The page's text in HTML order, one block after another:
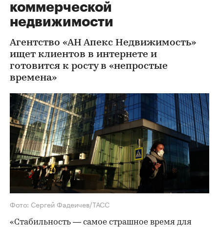
коммерческой
недвижимости
Агентство «АН Апекс Недвижимость»
ищет клиентов в интернете и
готовится к росту в «непростые
времена»
Фото: Сергей Фадеичев/ТАСС
«Стабильность — самое страшное время для